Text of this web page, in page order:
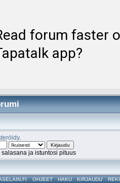
forum faster
app?
.
ja istuntosi pituus
OHJEET HAKU KIRJAUDU